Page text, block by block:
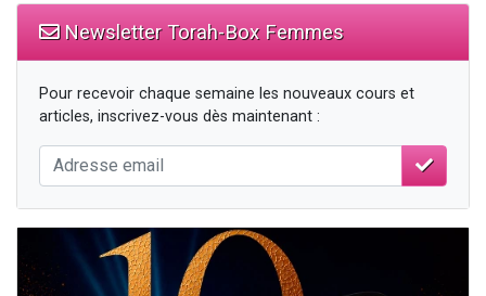
Newsletter Torah-Box Femmes
Pour recevoir chaque semaine les nouveaux cours et
articles, inscrivez-vous dès maintenant :